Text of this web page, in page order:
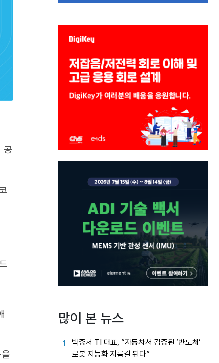
공
많이 본 뉴스
1
박중서 TI 대표, “자동차서 검증된 ‘반도체’
로봇 지능화 지름길 된다”